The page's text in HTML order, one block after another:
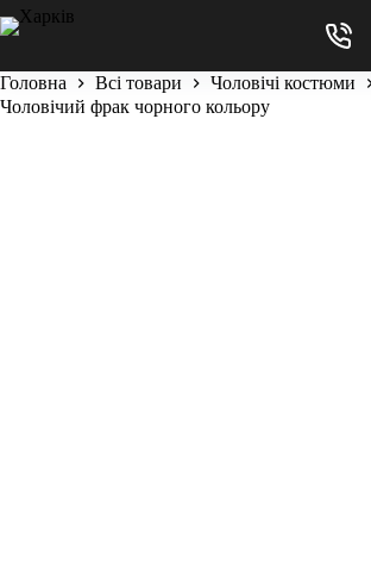
Головна Всі товари
Чоловічі костюми
Чоловічий фрак чорного кольору